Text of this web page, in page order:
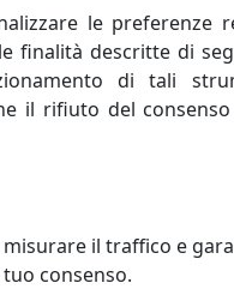
27037
le preferenze
finalità descritte di
di tali
il rifiuto del
il traffico e
consenso.